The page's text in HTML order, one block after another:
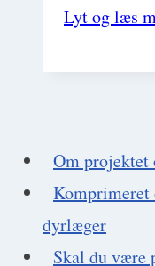
Lyt og læs
Om projektet
dyrlæger
Skal du være